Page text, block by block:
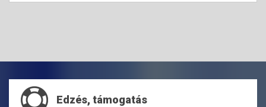
Edzés, támogatás